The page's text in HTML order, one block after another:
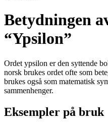
Betydningen
“Ypsilon”
Ordet ypsilon er den syttende
norsk brukes ordet ofte som
brukes også som matematisk
sammenhenger.
Eksempler på bruk